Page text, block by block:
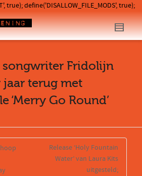
true); define('DISALLOW_FILE_MODS', true);
songwriter Fridolijn
jaar terug met
‘Merry Go Round’
Release ‘Holy Fountain
Water’ van Laura Kits
uitgesteld;